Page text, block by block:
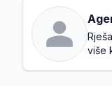
više